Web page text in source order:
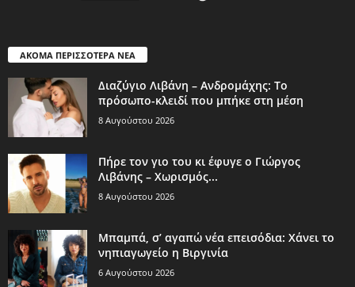
ΑΚΟΜΑ ΠΕΡΙΣΣΟΤΕΡΑ ΝΕΑ
Διαζύγιο Λιβάνη – Ανδρομάχης: Το
πρόσωπο-κλειδί που μπήκε στη μέση
8 Αυγούστου 2026
Πήρε τον γιο του κι έφυγε ο Γιώργος
Λιβάνης – Χωρισμός...
8 Αυγούστου 2026
Μπαμπά, σ’ αγαπώ νέα επεισόδια: Χάνει το
νηπιαγωγείο η Βιργινία
6 Αυγούστου 2026